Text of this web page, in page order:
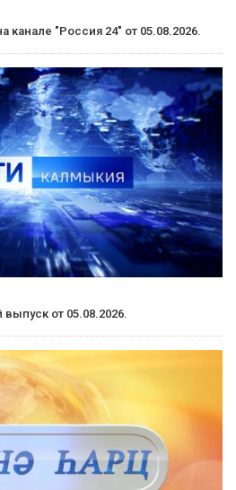
канале "Россия 24" от 05.08.2026.
от 05.08.2026.